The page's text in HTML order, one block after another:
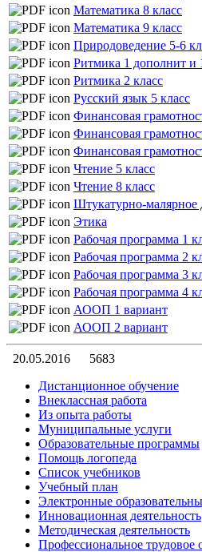
Математика 8 класс
Математика 9 класс
Природоведение 5-6
Ритмика 1 дополнит и
Ритмика 2 класс
Русский язык 5 класс
Финансовая
Финансовая
Финансовая
Чтение 5 класс
Чтение 8 класс
Штукатурно-малярное
Этика
Рабочая программа 1
Рабочая программа 2
Рабочая программа 3
Рабочая программа 4
АООП 1 вариант
АООП 2 вариант
20.05.2016
5683
Дистанционное обучение
Внеклассная работа
Из опыта работы
Муниципальные услуги
Образовательные программы
Помощь логопеда
Список учебников
Учебный план
Электронные
Инновационная деятельность
Методическая деятельность
Профессиональное трудовое